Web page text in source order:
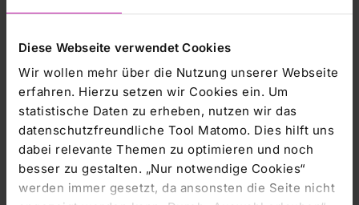
Diese Webseite verwendet Cookies
Wir wollen mehr über die Nutzung unserer Webseite
erfahren. Hierzu setzen wir Cookies ein. Um
statistische Daten zu erheben, nutzen wir das
datenschutzfreundliche Tool Matomo. Dies hilft uns
dabei relevante Themen zu optimieren und noch
besser zu gestalten. „Nur notwendige Cookies“
werden immer gesetzt, da ansonsten die Seite nicht
Klinikbetreiber
Managers' Transactions & Directors' Dealings |
18.06.2012
DGAP-Stimmrechte: RHÖN-KLINIKUM
AG (deutsch)
Veröffentlichung nach § 26 Abs. 1 WpHG Die SEB AG,